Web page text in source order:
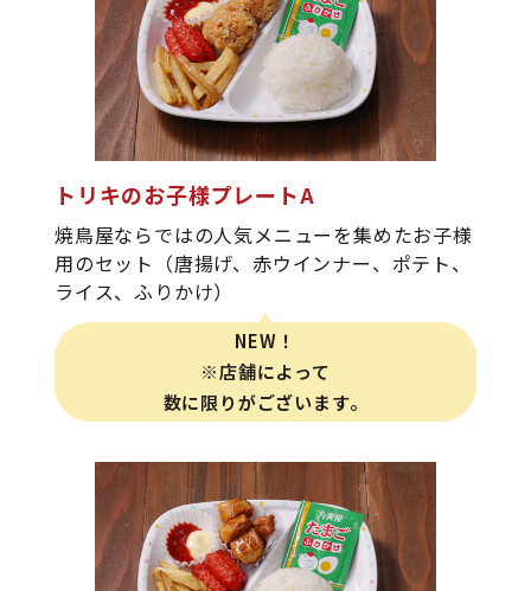
トリキのお子様プレートA
焼鳥屋ならではの人気メニューを集めたお子様
用のセット（唐揚げ、赤ウインナー、ポテト、
ライス、ふりかけ）
NEW！
※店舗によって
数に限りがございます。